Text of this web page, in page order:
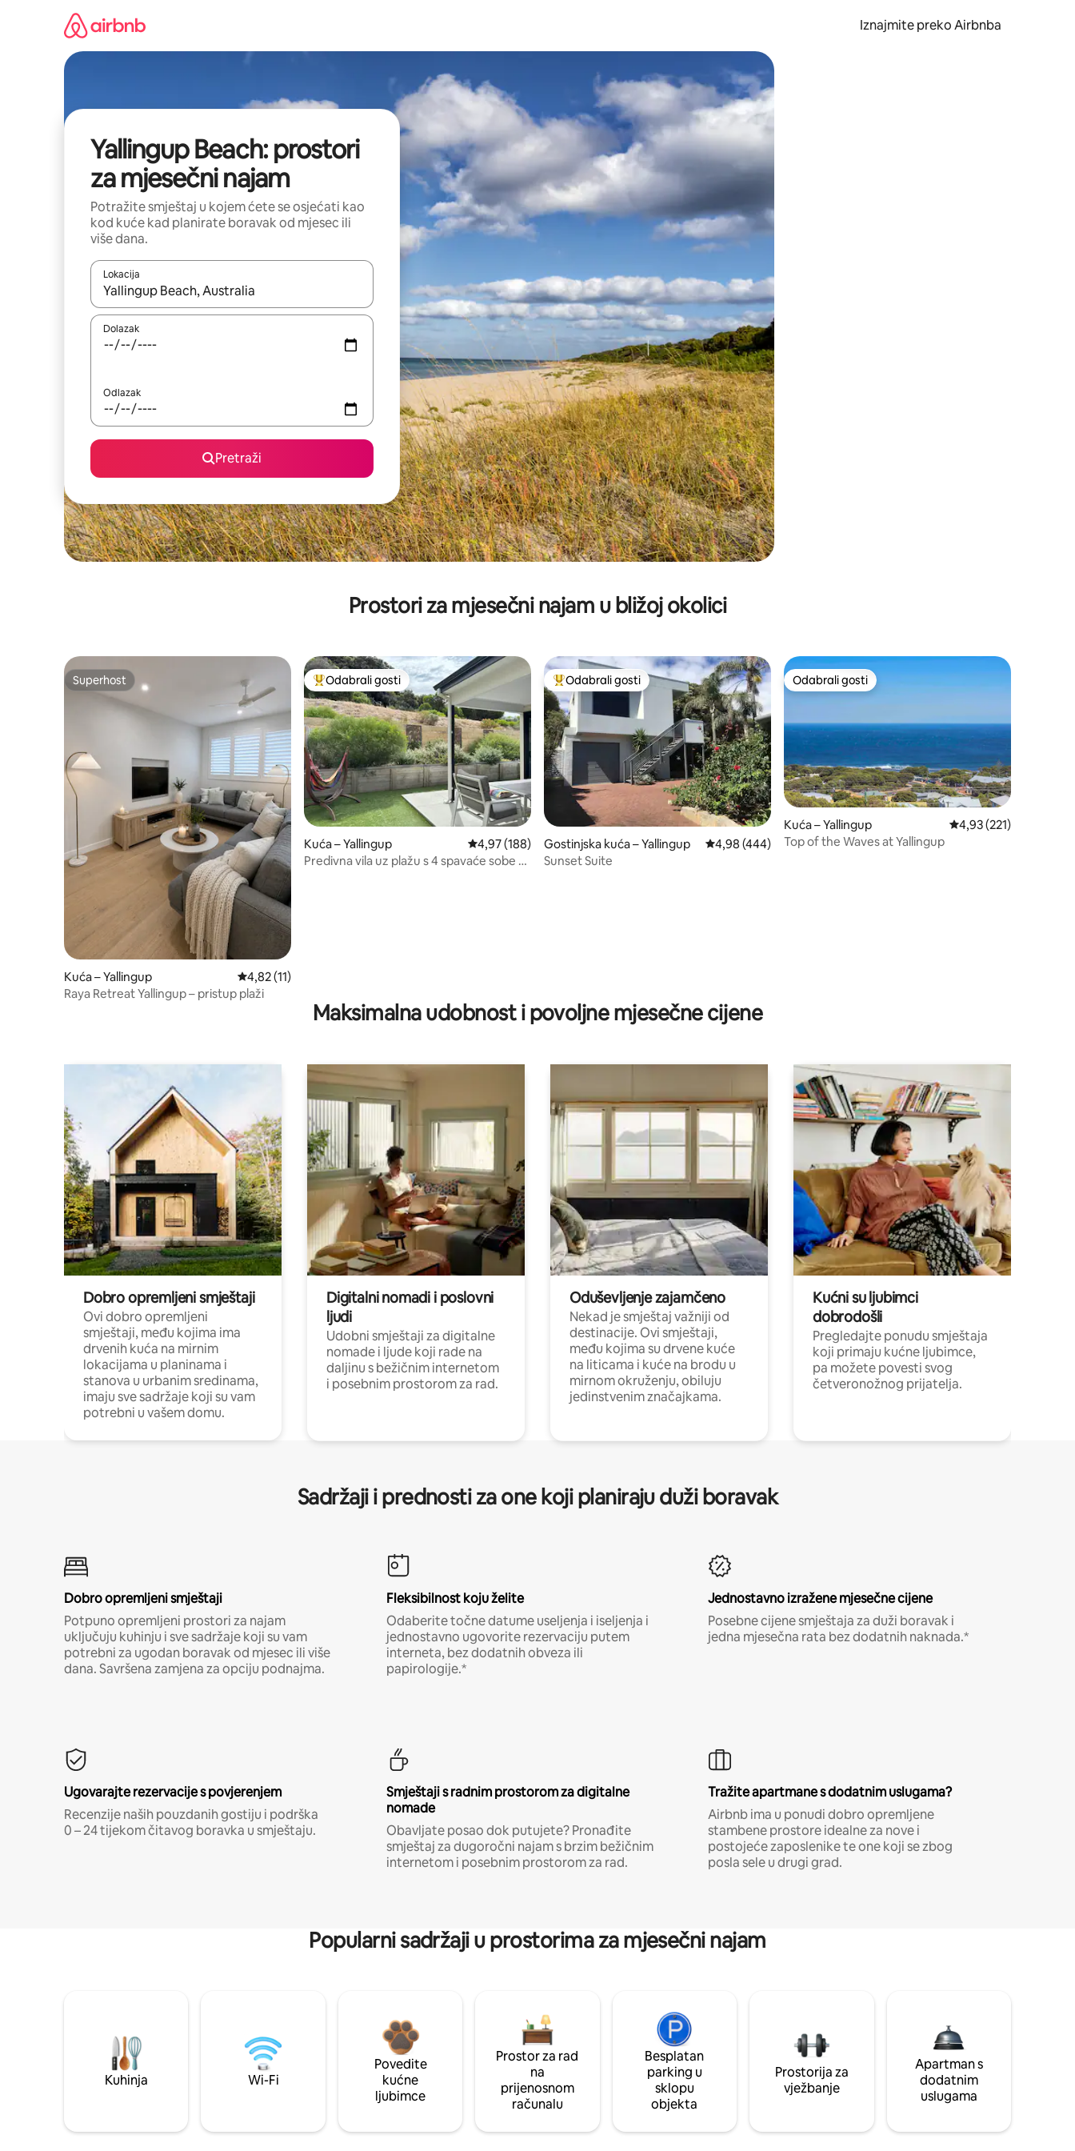
Iznajmite preko Airbnba
Yallingup Beach: prostori
za mjesečni najam
Potražite smještaj u kojem ćete se osjećati kao
kod kuće kad planirate boravak od mjesec ili
više dana.
Lokacija
Kada budu dostupni rezultati, moći ćete ih pregledati koristeći se strelicama prema gore i prema dolje, kao i dodirom ili prelaskom prstom po zaslonu.
Dolazak
Odlazak
Pretraži
Prostori za mjesečni najam u bližoj okolici
Superhost
Superhost
Kuća – Yallingup Prosječna ocjena: 4,82/5, recenzija: 11
4,82 (11)
Raya Retreat Yallingup – pristup plaži
Među najviše rangiranima s oznakom „Odabrali gosti”
Odabrali gosti
Kuća – Yallingup Prosječna ocjena: 4,97/5, recenzija: 188
4,97 (188)
Predivna vila uz plažu s 4 spavaće sobe u
Među najviše rangiranima s oznakom „Odabrali gosti”
Odabrali gosti
Gostinjska kuća – Yallingup Prosječna ocjena: 4,98/5, recenzija: 444
4,98 (444)
Sunset Suite
Odabrali gosti
Odabrali gosti
Kuća – Yallingup Prosječna ocjena:
4,93 (221)
Top of the Waves at Yallingup
Maksimalna udobnost i povoljne mjesečne cijene
Dobro opremljeni smještaji
Ovi dobro opremljeni
smještaji, među kojima ima
drvenih kuća na mirnim
lokacijama u planinama i
stanova u urbanim sredinama,
imaju sve sadržaje koji su vam
potrebni u vašem domu.
Digitalni nomadi i poslovni
ljudi
Udobni smještaji za digitalne
nomade i ljude koji rade na
daljinu s bežičnim internetom
i posebnim prostorom za rad.
Oduševljenje zajamčeno
Nekad je smještaj važniji od
destinacije. Ovi smještaji,
među kojima su drvene kuće
na liticama i kuće na brodu u
mirnom okruženju, obiluju
jedinstvenim značajkama.
Kućni su ljubimci
dobrodošli
Pregledajte ponudu smještaja
koji primaju kućne ljubimce,
pa možete povesti svog
četveronožnog prijatelja.
Sadržaji i prednosti za one koji planiraju duži boravak
Dobro opremljeni smještaji
Potpuno opremljeni prostori za najam
uključuju kuhinju i sve sadržaje koji su vam
potrebni za ugodan boravak od mjesec ili više
dana. Savršena zamjena za opciju podnajma.
Fleksibilnost koju želite
Odaberite točne datume useljenja i iseljenja i
jednostavno ugovorite rezervaciju putem
interneta, bez dodatnih obveza ili
papirologije.*
Jednostavno izražene mjesečne cijene
Posebne cijene smještaja za duži boravak i
jedna mjesečna rata bez dodatnih naknada.*
Ugovarajte rezervacije s povjerenjem
Recenzije naših pouzdanih gostiju i podrška
0 – 24 tijekom čitavog boravka u smještaju.
Smještaji s radnim prostorom za digitalne
nomade
Obavljate posao dok putujete? Pronađite
smještaj za dugoročni najam s brzim bežičnim
internetom i posebnim prostorom za rad.
Tražite apartmane s dodatnim uslugama?
Airbnb ima u ponudi dobro opremljene
stambene prostore idealne za nove i
postojeće zaposlenike te one koji se zbog
posla sele u drugi grad.
Popularni sadržaji u prostorima za mjesečni najam
Kuhinja Wi-Fi
Povedite
kućne
ljubimce
Prostor za rad
na
prijenosnom
računalu
Besplatan
parking u
sklopu
objekta
Prostorija za
vježbanje
Apartman s
dodatnim
uslugama